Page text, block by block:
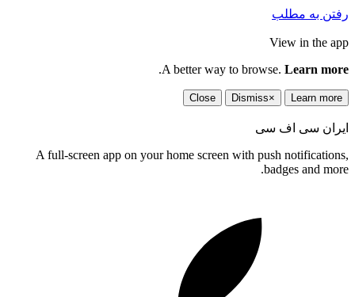
رفتن به مطلب
View in the app
A better way to browse. Learn more
.
Learn more
×
Dismiss
Close
ایران سی اف سی
A full-screen app on your home screen with push notifications,
badges and more.